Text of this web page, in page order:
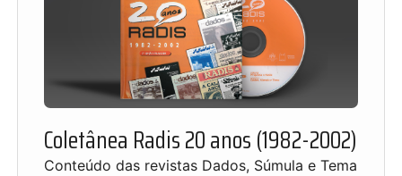
Coletânea Radis 20 anos (1982-2002)
Conteúdo das revistas Dados, Súmula e Tema